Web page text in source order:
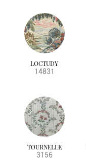
LOCTUDY
14831
TOURNELLE
3156